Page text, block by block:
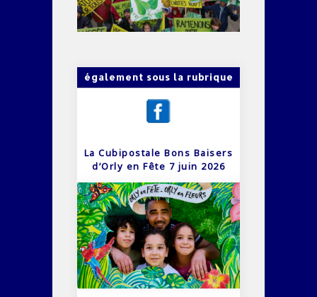
également sous la rubrique
La Cubipostale Bons Baisers
d’Orly en Fête 7 juin 2026